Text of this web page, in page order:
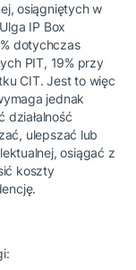
osiągniętych w
IP Box
dotychczas
PIT, 19% przy
CIT. Jest to więc
jednak
działalność
ulepszać lub
osiągać z
koszty